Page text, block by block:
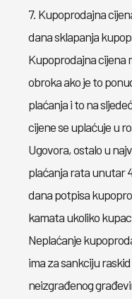
7. Kupoprodajna
dana sklapanja
Kupoprodajna cijena
obroka ako je to
plaćanja i to na
cijene se uplaćuje u
Ugovora, ostalo u
plaćanja rata unutar
dana potpisa
kamata ukoliko
Neplaćanje
ima za sankciju
neizgrađenog